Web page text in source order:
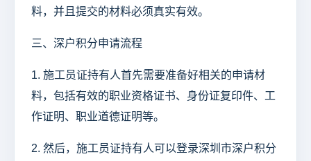
料，并且提交的材料必须真实有效。
三、深户积分申请流程
1. 施工员证持有人首先需要准备好相关的申请材
料，包括有效的职业资格证书、身份证复印件、工
作证明、职业道德证明等。
2. 然后，施工员证持有人可以登录深圳市深户积分